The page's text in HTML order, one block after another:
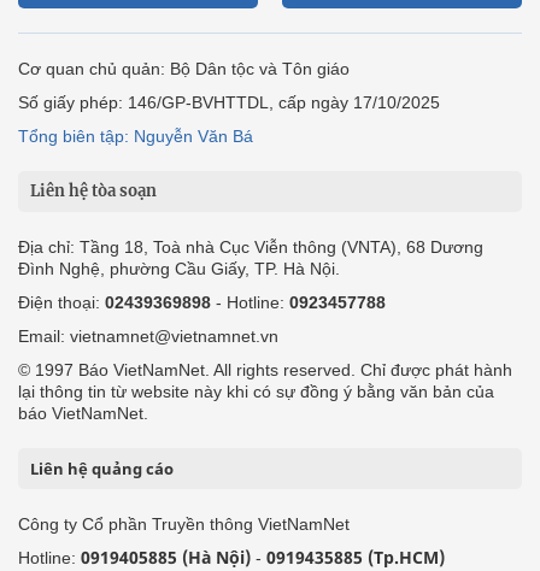
Cơ quan chủ quản: Bộ Dân tộc và Tôn giáo
Số giấy phép: 146/GP-BVHTTDL, cấp ngày 17/10/2025
Tổng biên tập: Nguyễn Văn Bá
Liên hệ tòa soạn
Địa chỉ: Tầng 18, Toà nhà Cục Viễn thông (VNTA), 68 Dương
Đình Nghệ, phường Cầu Giấy, TP. Hà Nội.
Điện thoại: 02439369898 - Hotline: 0923457788
Email: vietnamnet@vietnamnet.vn
© 1997 Báo VietNamNet. All rights reserved. Chỉ được phát hành
lại thông tin từ website này khi có sự đồng ý bằng văn bản của
báo VietNamNet.
Liên hệ quảng cáo
Công ty Cổ phần Truyền thông VietNamNet
Hotline: 0919405885 (Hà Nội) - 0919435885 (Tp.HCM)